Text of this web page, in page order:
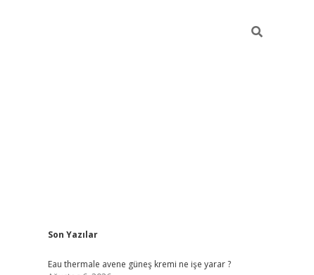
Sidebar
Son Yazılar
Eau thermale avene güneş kremi ne işe yarar ?